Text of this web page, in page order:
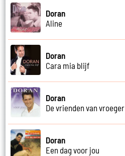
Doran
Aline
Doran
Cara mia blijf
Doran
De vrienden van vroeger
Doran
Een dag voor jou